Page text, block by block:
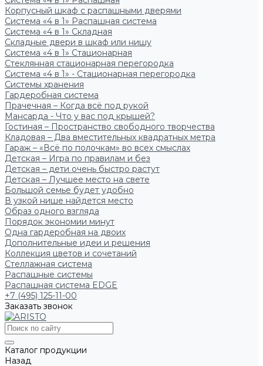
Корпусный шкаф с распашными дверями
Система «4 в 1» Распашная система
Система «4 в 1» Складная
Складные двери в шкаф или нишу
Система «4 в 1» Стационарная
Стеклянная стационарная перегородка
Система «4 в 1» - Стационарная перегородка
Системы хранения
Гардеробная система
Прачечная – Когда всё под рукой
Мансарда - Что у вас под крышей?
Гостиная – Пространство свободного творчества
Кладовая – Два вместительных квадратных метра
Гараж – «Всё по полочкам» во всех смыслах
Детская – Игра по правилам и без
Детская – дети очень быстро растут
Детская – Лучшее место на свете
Большой семье будет удобно
В узкой нише найдется место
Образ одного взгляда
Порядок экономии минут
Одна гардеробная на двоих
Дополнительные идеи и решения
Коллекция цветов и сочетаний
Стеллажная система
Распашные системы
Распашная система EDGE
+7 (495) 125-11-00
Заказать звонок
Каталог продукции
Назад